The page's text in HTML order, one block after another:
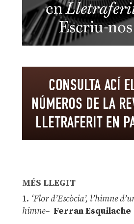
MÉS LLEGIT
1. ‘Flor d’Escòcia’, l’himne
himne– Ferran Esquilache